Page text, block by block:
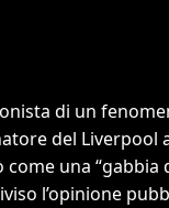
di un
del Liverpool
una “gabbia
l’opinione